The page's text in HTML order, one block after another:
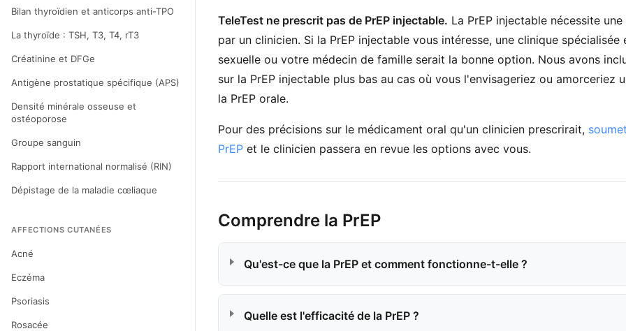
Bilan thyroïdien et anticorps anti-TPO
La thyroïde : TSH, T3, T4, rT3
Créatinine et DFGe
Antigène prostatique spécifique (APS)
Densité minérale osseuse et
ostéoporose
Groupe sanguin
Rapport international normalisé (RIN)
Dépistage de la maladie cœliaque
AFFECTIONS CUTANÉES
Acné
Eczéma
Psoriasis
Rosacée
TeleTest ne prescrit pas de PrEP injectable. La PrEP injectable nécessite
par un clinicien. Si la PrEP injectable vous intéresse, une clinique spécialisée
sexuelle ou votre médecin de famille serait la bonne option. Nous avons
sur la PrEP injectable plus bas au cas où vous l'envisageriez ou amorceriez
la PrEP orale.
Pour des précisions sur le médicament oral qu'un clinicien prescrirait,
PrEP et le clinicien passera en revue les options avec vous.
Comprendre la PrEP
Qu'est-ce que la PrEP et comment fonctionne-t-elle ?
Quelle est l'efficacité de la PrEP ?